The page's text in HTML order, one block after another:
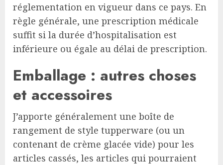
réglementation en vigueur dans ce pays. En
règle générale, une prescription médicale
suffit si la durée d’hospitalisation est
inférieure ou égale au délai de prescription.
Emballage : autres choses
et accessoires
J’apporte généralement une boîte de
rangement de style tupperware (ou un
contenant de crème glacée vide) pour les
articles cassés, les articles qui pourraient